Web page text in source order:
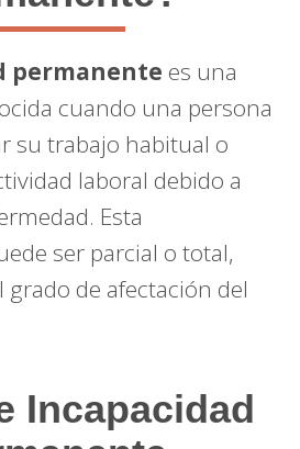
permanente es una
cuando una persona
su trabajo habitual o
laboral debido a
Esta
ser parcial o total,
de afectación del
Incapacidad